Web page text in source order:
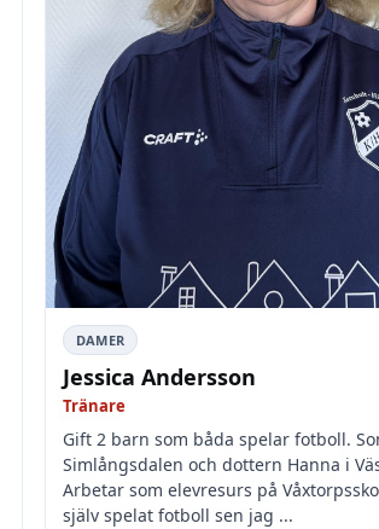
DAMER
Jessica Andersson
Tränare
Gift 2 barn som båda spelar fotboll.
Simlångsdalen och dottern Hanna i
Arbetar som elevresurs på
själv spelat fotboll sen jag ...